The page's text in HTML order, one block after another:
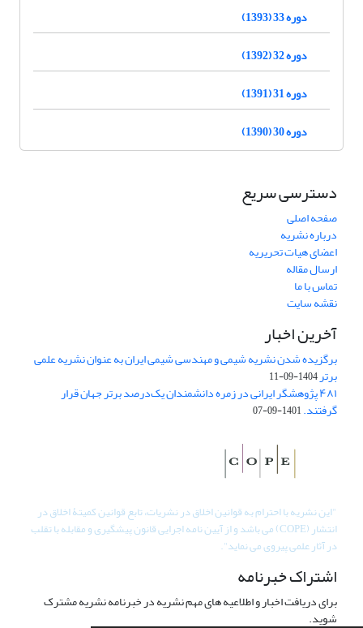
دوره 33 (1393)
دوره 32 (1392)
دوره 31 (1391)
دوره 30 (1390)
دسترسی سریع
صفحه اصلی
درباره نشریه
اعضای هیات تحریریه
ارسال مقاله
تماس با ما
نقشه سایت
آخرین اخبار
برگزیده شدن نشریه شیمی و مهندسی شیمی ایران به عنوان نشریه علمی
برتر1404-09-11
۴۸۱ پژوهشگر ایرانی در زمره دانشمندان یک‌درصد برتر جهان قرار
گرفتند.1401-09-07
"این نشریه با احترام به قوانین اخلاق در نشریات، تابع قوانین کمیتۀ اخلاق در
انتشار (COPE) می باشد و از آیین نامه اجرایی قانون پیشگیری و مقابله با تقلب
در آثار علمی پیروی می نماید".
اشتراک خبرنامه
برای دریافت اخبار و اطلاعیه های مهم نشریه در خبرنامه نشریه مشترک
شوید.